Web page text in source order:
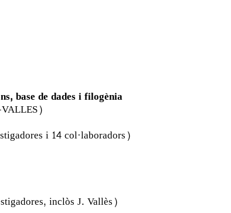
base de dades i filogènia
i 14 col·laboradors)
inclòs J. Vallès)